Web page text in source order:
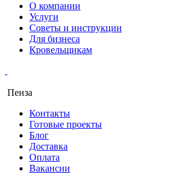
О компании
Услуги
Советы и инструкции
Для бизнеса
Кровельщикам
Пенза
Контакты
Готовые проекты
Блог
Доставка
Оплата
Вакансии